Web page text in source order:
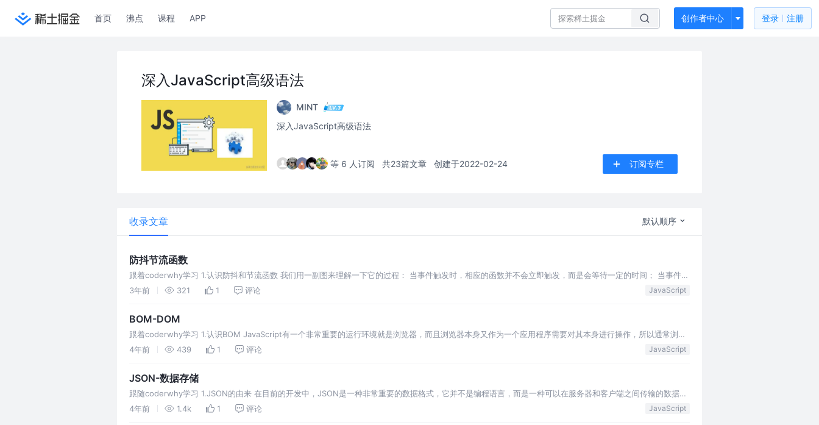
首页 沸点 课程 APP 创作者中心 登录 注册
深入JavaScript高级语法
MINT
深入JavaScript高级语法
等 6 人订阅 共23篇文章 创建于2022-02-24 订阅专栏
收录文章 默认顺序
防抖节流函数
跟着coderwhy学习 1.认识防抖和节流函数 我们用一副图来理解一下它的过程： 当事件触发时，相应的函数并不会立即触发，而是会等待一定的时间； 当事件密
集触发时，函数的触发会被频繁的推迟； 只有等
3年前 321 1 评论 JavaScript
BOM-DOM
跟着coderwhy学习 1.认识BOM JavaScript有一个非常重要的运行环境就是浏览器，而且浏览器本身又作为一个应用程序需要对其本身进行操作，所以通常浏览
器会有对应的对象模型（BOM，Bro
4年前 439 1 评论 JavaScript
JSON-数据存储
跟随coderwhy学习 1.JSON的由来 在目前的开发中，JSON是一种非常重要的数据格式，它并不是编程语言，而是一种可以在服务器和客户端之间传输的数据格
式。 JSON的全称是JavaScript
4年前 1.4k 1 评论 JavaScript